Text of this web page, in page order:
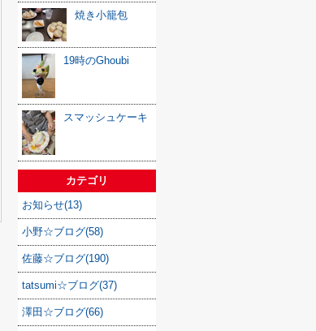
焼き小籠包
19時のGhoubi
スマッシュケーキ
カテゴリ
お知らせ(13)
小野☆ブログ(58)
佐藤☆ブログ(190)
tatsumi☆ブログ(37)
澤田☆ブログ(66)